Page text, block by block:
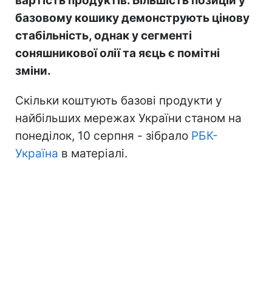
базовому кошику демонструють цінову
стабільність, однак у сегменті
соняшникової олії та яєць є помітні
зміни.
Скільки коштують базові продукти у
найбільших мережах України станом на
понеділок, 10 серпня - зібрало РБК-
Україна в матеріалі.